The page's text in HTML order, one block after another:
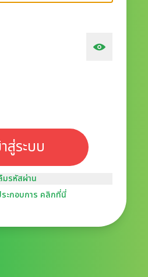
าสู่ระบบ
มรหัสผ่าน
ะกอบการ คลิกที่นี่